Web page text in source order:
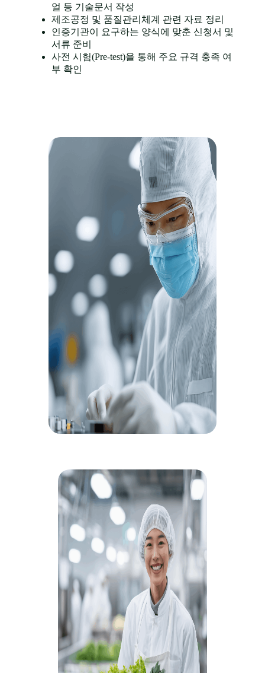
얼 등 기술문서 작성
제조공정 및 품질관리체계 관련 자료 정리
인증기관이 요구하는 양식에 맞춘 신청서 및
서류 준비
사전 시험(Pre-test)을 통해 주요 규격 충족 여
부 확인